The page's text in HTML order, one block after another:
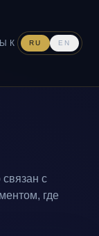
RU EN
с
где